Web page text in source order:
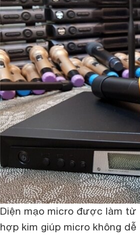
Diện mạo micro được làm
hợp kim giúp micro không